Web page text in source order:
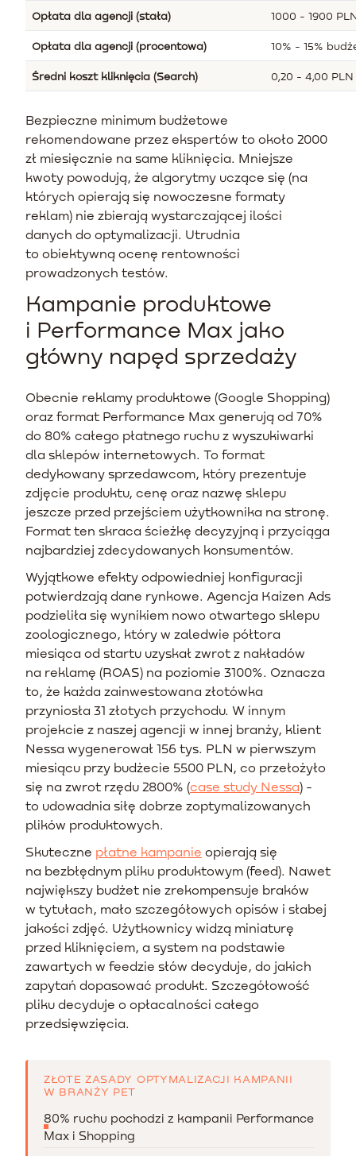
Opłata dla agencji (stała) 1000 - 1900
Opłata dla agencji (procentowa) 10% - 15%
Średni koszt kliknięcia (Search) 0,20 - 4,00 PLN
Bezpieczne minimum budżetowe
rekomendowane przez ekspertów to około 2000
zł miesięcznie na same kliknięcia. Mniejsze
kwoty powodują, że algorytmy uczące się (na
których opierają się nowoczesne formaty
reklam) nie zbierają wystarczającej ilości
danych do optymalizacji. Utrudnia
to obiektywną ocenę rentowności
prowadzonych testów.
Kampanie produktowe
i Performance Max jako
główny napęd sprzedaży
Obecnie reklamy produktowe (Google Shopping)
oraz format Performance Max generują od 70%
do 80% całego płatnego ruchu z wyszukiwarki
dla sklepów internetowych. To format
dedykowany sprzedawcom, który prezentuje
zdjęcie produktu, cenę oraz nazwę sklepu
jeszcze przed przejściem użytkownika na stronę.
Format ten skraca ścieżkę decyzyjną i przyciąga
najbardziej zdecydowanych konsumentów.
Wyjątkowe efekty odpowiedniej konfiguracji
potwierdzają dane rynkowe. Agencja Kaizen Ads
podzieliła się wynikiem nowo otwartego sklepu
zoologicznego, który w zaledwie półtora
miesiąca od startu uzyskał zwrot z nakładów
na reklamę (ROAS) na poziomie 3100%. Oznacza
to, że każda zainwestowana złotówka
przyniosła 31 złotych przychodu. W innym
projekcie z naszej agencji w innej branży, klient
Nessa wygenerował 156 tys. PLN w pierwszym
miesiącu przy budżecie 5500 PLN, co przełożyło
się na zwrot rzędu 2800% (case study Nessa) -
to udowadnia siłę dobrze zoptymalizowanych
plików produktowych.
Skuteczne płatne kampanie opierają się
na bezbłędnym pliku produktowym (feed). Nawet
największy budżet nie zrekompensuje braków
w tytułach, mało szczegółowych opisów i słabej
jakości zdjęć. Użytkownicy widzą miniaturę
przed kliknięciem, a system na podstawie
zawartych w feedzie słów decyduje, do jakich
zapytań dopasować produkt. Szczegółowość
pliku decyduje o opłacalności całego
przedsięwzięcia.
ZŁOTE ZASADY OPTYMALIZACJI KAMPANII
W BRANŻY PET
80% ruchu pochodzi z kampanii Performance
Max i Shopping